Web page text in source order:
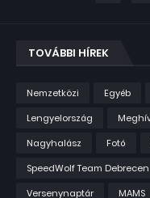
TOVÁBBI HÍREK
Nemzetközi Egyéb
Lengyelország
Nagyhalász
Fotó
SpeedWolf Team Debrecen
Versenynaptár
MAMS